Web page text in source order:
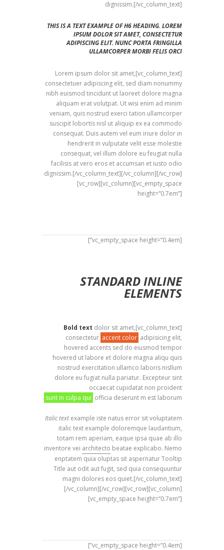
dignissim.[/vc_column_text]
THIS IS A TEXT EXAMPLE OF H6 HEADING. LOREM
IPSUM DOLOR SIT AMET, CONSECTETUR
ADIPISCING ELIT. NUNC PORTA FRINGILLA
ULLAMCORPER MORBI FELIS ORCI
[vc_column_text]Lorem ipsum dolor sit amet,
consectetuer adipiscing elit, sed diam nonummy
nibh euismod tincidunt ut laoreet dolore magna
aliquam erat volutpat. Ut wisi enim ad minim
veniam, quis nostrud exerci tation ullamcorper
suscipit lobortis nisl ut aliquip ex ea commodo
consequat. Duis autem vel eum iriure dolor in
hendrerit in vulputate velit esse molestie
consequat, vel illum dolore eu feugiat nulla
facilisis at vero eros et accumsan et iusto odio
dignissim.[/vc_column_text][/vc_column][/vc_row]
[vc_row][vc_column][vc_empty_space
height=”0.7em”]
[vc_empty_space height=”0.4em”]
STANDARD INLINE
ELEMENTS
[vc_column_text]
Bold text dolor sit amet,
consectetur accent color adipisicing elit,
hovered accents sed do eiusmod tempor
hovered ut labore et dolore magna aliqu quis
nostrud exercitation ullamco laboris nisllum
dolore eu fugiat nulla pariatur. Excepteur sint
occaecat cupidatat non proident
sunt in culpa qui officia deserunt m est laborum.
Italic textexample iste natus error sit voluptatem
italic text example doloremque laudantium,
totam rem aperiam, eaque ipsa quae ab illo
inventore vei architecto beatae explicabo. Nemo
enptatem quia oluptas sit aspernatur Tooltip
Title aut odit aut fugit, sed quia consequuntur
magni dolores eos quiet.[/vc_column_text]
[/vc_column][/vc_row][vc_row][vc_column]
[vc_empty_space height=”0.7em”]
[vc_empty_space height=”0.4em”]